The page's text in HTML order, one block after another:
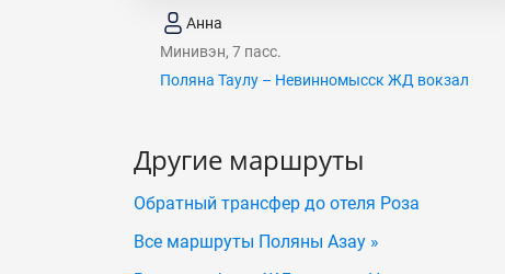
Анна
Минивэн, 7 пасс.
Поляна Таулу – Невинномысск ЖД вокзал
Другие маршруты
Обратный трансфер до отеля Роза
Все маршруты Поляны Азау »